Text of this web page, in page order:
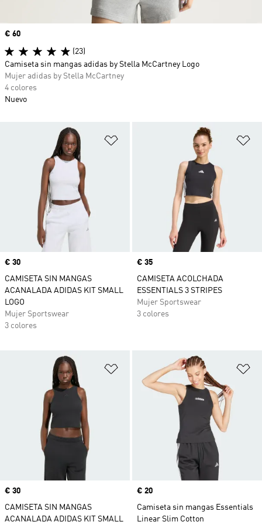
Añadir a la lista de deseos
Precio
€ 30
CAMISETA SIN MANGAS
ACANALADA ADIDAS KIT SMALL
LOGO
Mujer Sportswear
3 colores
Precio
€ 35
CAMISETA ACOLCHADA
ESSENTIALS 3 STRIPES
Mujer Sportswear
3 colores
Añadir a la lista de deseos
Precio
€ 30
CAMISETA SIN MANGAS
ACANALADA ADIDAS KIT SMALL
Precio
€ 20
Camiseta sin mangas Essentials
Linear Slim Cotton
Precio
€ 60
(23)
Camiseta sin mangas adidas by Stella McCartney Logo
Mujer adidas by Stella McCartney
4 colores
Nuevo